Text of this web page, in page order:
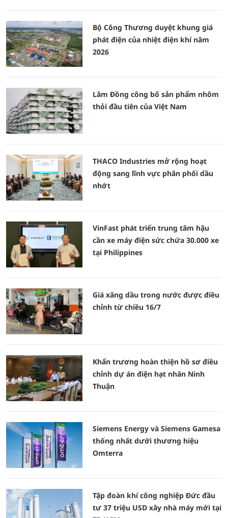
Bộ Công Thương duyệt khung giá
phát điện của nhiệt điện khí năm
2026
Lâm Đồng công bố sản phẩm nhôm
thỏi đầu tiên của Việt Nam
THACO Industries mở rộng hoạt
động sang lĩnh vực phân phối dầu
nhớt
VinFast phát triển trung tâm hậu
cần xe máy điện sức chứa 30.000 xe
tại Philippines
Giá xăng dầu trong nước được điều
chỉnh từ chiều 16/7
Khẩn trương hoàn thiện hồ sơ điều
chỉnh dự án điện hạt nhân Ninh
Thuận
Siemens Energy và Siemens Gamesa
thống nhất dưới thương hiệu
Omterra
Tập đoàn khí công nghiệp Đức đầu
tư 37 triệu USD xây nhà máy mới tại